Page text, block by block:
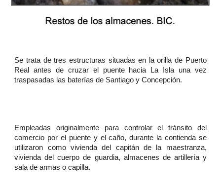
Se trata de tres estructuras situadas en la orilla de Puerto
Real antes de cruzar el puente hacia La Isla una vez
traspasadas las baterías de Santiago y Concepción.
Empleadas originalmente para controlar el tránsito del
comercio por el puente y el caño, durante la contienda se
utilizaron como vivienda del capitán de la maestranza,
vivienda del cuerpo de guardia, almacenes de artillería y
sala de armas o capilla.